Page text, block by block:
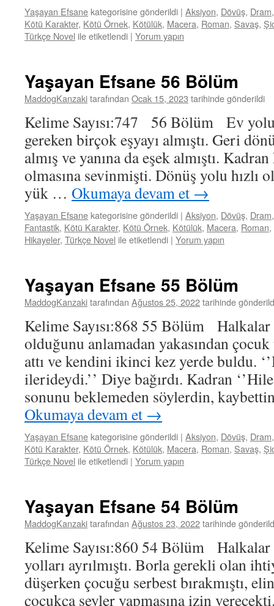
Yaşayan Efsane kategorisine gönderildi | Aksiyon, Dövüş, Dram
Kötü Karakter, Kötü Örnek, Kötülük, Macera, Roman, Savaş,
Türkçe Novel ile etiketlendi | Yorum yapın
Yaşayan Efsane 56 Bölüm
MaddogKanzakitarafından Ocak 15, 2023 tarihinde gönderildi
Kelime Sayısı:747 56 Bölüm Ev
gereken birçok eşyayı almıştı. Geri
almış ve yanına da eşek almıştı.
olmasına sevinmişti. Dönüş yolu hızlı
yük … Okumaya devam et →
Yaşayan Efsane kategorisine gönderildi | Aksiyon, Dövüş, Dram
Fantastik, Kötü Karakter, Kötü Örnek, Kötülük, Macera, Roman,
Hikayeler, Türkçe Novel ile etiketlendi | Yorum yapın
Yaşayan Efsane 55 Bölüm
MaddogKanzakitarafından Ağustos 25, 2022tarihinde
Kelime Sayısı:868 55 Bölüm
olduğunu anlamadan yakasından
attı ve kendini ikinci kez yerde buldu.
ilerideydi.’’ Diye bağırdı. Kadran
sonunu beklemeden söylerdin,
Okumaya devam et →
Yaşayan Efsane kategorisine gönderildi | Aksiyon, Dövüş, Dram
Kötü Karakter, Kötü Örnek, Kötülük, Macera, Roman, Savaş,
Türkçe Novel ile etiketlendi | Yorum yapın
Yaşayan Efsane 54 Bölüm
MaddogKanzakitarafından Ağustos 23, 2022tarihinde
Kelime Sayısı:860 54 Bölüm
yolları ayrılmıştı. Borla gerekli olan
düşerken çocuğu serbest bırakmıştı,
çocukça şeyler yapmasına izin